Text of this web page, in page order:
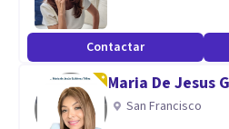
Contactar
Maria De Jesus
San Francisco